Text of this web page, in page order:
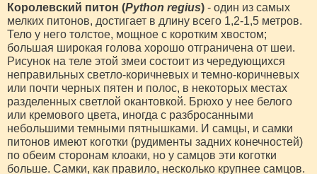
Королевский питон (Python regius) - один из самых
мелких питонов, достигает в длину всего 1,2-1,5 метров.
Тело у него толстое, мощное с коротким хвостом;
большая широкая голова хорошо отграничена от шеи.
Рисунок на теле этой змеи состоит из чередующихся
неправильных светло-коричневых и темно-коричневых
или почти черных пятен и полос, в некоторых местах
разделенных светлой окантовкой. Брюхо у нее белого
или кремового цвета, иногда с разбросанными
небольшими темными пятнышками. И самцы, и самки
питонов имеют коготки (рудименты задних конечностей)
по обеим сторонам клоаки, но у самцов эти коготки
больше. Самки, как правило, несколько крупнее самцов.